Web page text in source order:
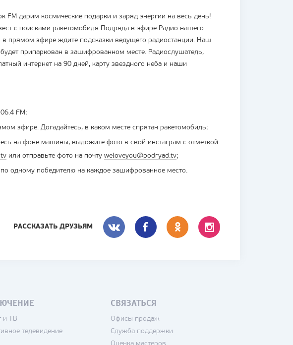
FM дарим космические подарки и заряд энергии на весь день!
с поисками ракетомобиля Подряда в эфире Радио нашего
в прямом эфире ждите подсказки ведущего радиостанции. Наш
припаркован в зашифрованном месте. Радиослушатель,
интернет на 90 дней, карту звездного неба и наши
FM;
эфире. Догадайтесь, в каком месте спрятан ракетомобиль;
на фоне машины, выложите фото в свой инстаграм с отметкой
или отправьте фото на почту weloveyou@podryad.tv;
по одному победителю на каждое зашифрованное место.
РАССКАЗАТЬ ДРУЗЬЯМ
и ТВ
телевидение
СВЯЗАТЬСЯ
Офисы продаж
Служба поддержки